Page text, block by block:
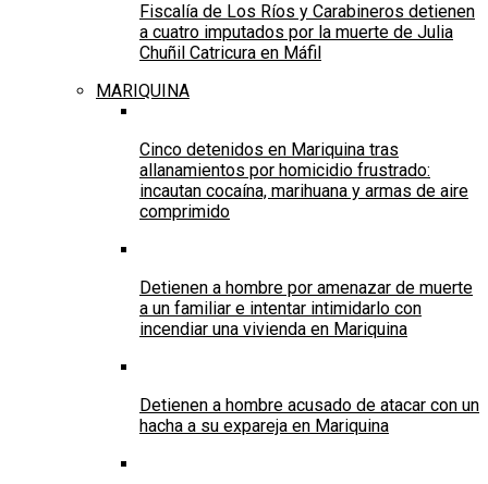
Fiscalía de Los Ríos y Carabineros detienen
a cuatro imputados por la muerte de Julia
Chuñil Catricura en Máfil
MARIQUINA
Cinco detenidos en Mariquina tras
allanamientos por homicidio frustrado:
incautan cocaína, marihuana y armas de aire
comprimido
Detienen a hombre por amenazar de muerte
a un familiar e intentar intimidarlo con
incendiar una vivienda en Mariquina
Detienen a hombre acusado de atacar con un
hacha a su expareja en Mariquina